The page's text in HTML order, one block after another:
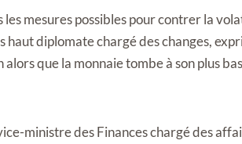
mesures possibles pour contrer la
haut diplomate chargé des changes,
que la monnaie tombe à son plus
ministre des Finances chargé des